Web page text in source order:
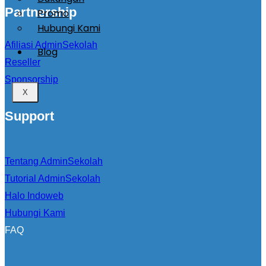
Promo
Hubungi Kami
Blog
X
Partnership
Afiliasi AdminSekolah
Reseller
Sponsorship
Support
Tentang AdminSekolah
Tutorial AdminSekolah
Halo Indoweb
Hubungi Kami
FAQ